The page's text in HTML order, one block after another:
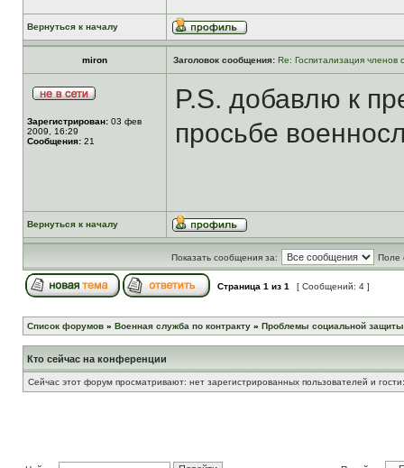
Вернуться к началу
miron Заголовок сообщения: Re: Госпитализация членов
Зарегистрирован: 03 фев
2009, 16:29
Сообщения: 21
P.S. добавлю к
просьбе
Вернуться к началу
Показать сообщения за: Поле
Страница 1 из 1 [ Сообщений: 4 ]
Список форумов » Военная служба по контракту » Проблемы социальной защиты
Кто сейчас на конференции
Сейчас этот форум просматривают: нет зарегистрированных пользователей и